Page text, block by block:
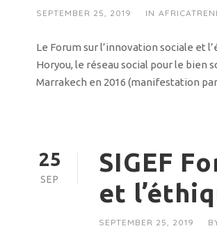
SEPTEMBER 25, 2019 IN
Le Forum sur l’innovation sociale et
Horyou, le réseau social pour le bien
Marrakech en 2016 (manifestation
25
SEP
SIGEF
et
SEPTEMBER 25, 2019